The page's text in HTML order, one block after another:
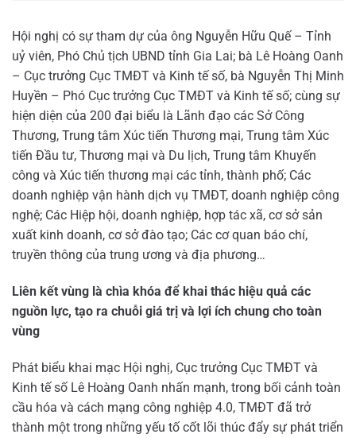
Hội nghị có sự tham dự của ông Nguyễn Hữu Quế – Tỉnh
uỷ viên, Phó Chủ tịch UBND tỉnh Gia Lai; bà Lê Hoàng Oanh
– Cục trưởng Cục TMĐT và Kinh tế số, bà Nguyễn Thị Minh
Huyền – Phó Cục trưởng Cục TMĐT và Kinh tế số; cùng sự
hiện diện của 200 đại biểu là Lãnh đạo các Sở Công
Thương, Trung tâm Xúc tiến Thương mại, Trung tâm Xúc
tiến Đầu tư, Thương mại và Du lịch, Trung tâm Khuyến
công và Xúc tiến thương mại các tỉnh, thành phố; Các
doanh nghiệp vận hành dịch vụ TMĐT, doanh nghiệp công
nghệ; Các Hiệp hội, doanh nghiệp, hợp tác xã, cơ sở sản
xuất kinh doanh, cơ sở đào tạo; Các cơ quan báo chí,
truyền thông của trung ương và địa phương…
Liên kết vùng là chìa khóa để khai thác hiệu quả các
nguồn lực, tạo ra chuỗi giá trị và lợi ích chung cho toàn
vùng
Phát biểu khai mạc Hội nghị, Cục trưởng Cục TMĐT và
Kinh tế số Lê Hoàng Oanh nhấn mạnh, trong bối cảnh toàn
cầu hóa và cách mạng công nghiệp 4.0, TMĐT đã trở
thành một trong những yếu tố cốt lõi thúc đẩy sự phát triển